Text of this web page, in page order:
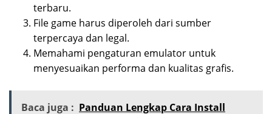
terbaru.
File game harus diperoleh dari sumber
terpercaya dan legal.
Memahami pengaturan emulator untuk
menyesuaikan performa dan kualitas grafis.
Baca juga : Panduan Lengkap Cara Install